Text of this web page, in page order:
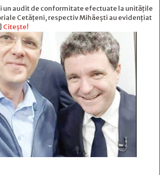
un audit de conformitate efectuate la unitățile
Cetățeni, respectiv Mihăești au evidențiat
Citește!